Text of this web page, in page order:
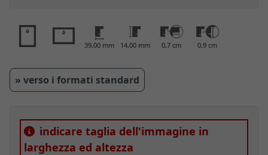
39,00 mm 14,00 mm 0,7 cm 0,9 cm
» verso i formati standard
indicare taglia dell'immagine in
larghezza ed altezza